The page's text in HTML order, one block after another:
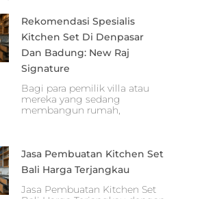
Rekomendasi Spesialis
Kitchen Set Di Denpasar
Dan Badung: New Raj
Signature
Bagi para pemilik villa atau
mereka yang sedang
membangun rumah,
Jasa Pembuatan Kitchen Set
Bali Harga Terjangkau
Jasa Pembuatan Kitchen Set